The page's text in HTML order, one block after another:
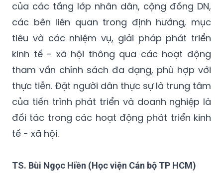
hiệu lực, hiệu quả hoạt động của hệ thống
chính trị. Quan tâm kiến tạo sự đồng thuận
của các tầng lớp nhân dân, cộng đồng DN,
các bên liên quan trong định hướng, mục
tiêu và các nhiệm vụ, giải pháp phát triển
kinh tế - xã hội thông qua các hoạt động
tham vấn chính sách đa dạng, phù hợp với
thực tiễn. Đặt người dân thực sự là trung tâm
của tiến trình phát triển và doanh nghiệp là
tế - xã hội.